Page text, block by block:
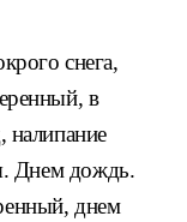
снега,
в
налипание
Днем дождь.
днем